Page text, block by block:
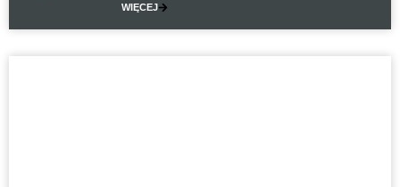
WIĘCEJ